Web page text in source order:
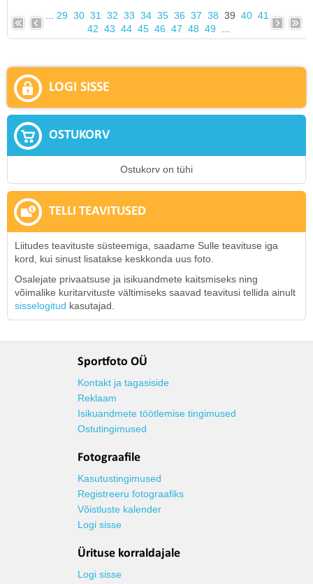
29 30 31 32 33 34 35 36 37 38 39 40 41
42 43 44 45 46 47 48 49
LOGI SISSE
OSTUKORV
Ostukorv on tühi
TELLI TEAVITUSED
Liitudes teavituste süsteemiga, saadame Sulle teavituse iga
kord, kui sinust lisatakse keskkonda uus foto.
Osalejate privaatsuse ja isikuandmete kaitsmiseks ning
võimalike kuritarvituste vältimiseks saavad teavitusi tellida ainult
sisselogitud kasutajad.
Sportfoto OÜ
Kontakt ja tagasiside
Reklaam
Isikuandmete töötlemise tingimused
Ostutingimused
Fotograafile
Kasutustingimused
Registreeru fotograafiks
Võistluste kalender
Logi sisse
Ürituse korraldajale
Logi sisse